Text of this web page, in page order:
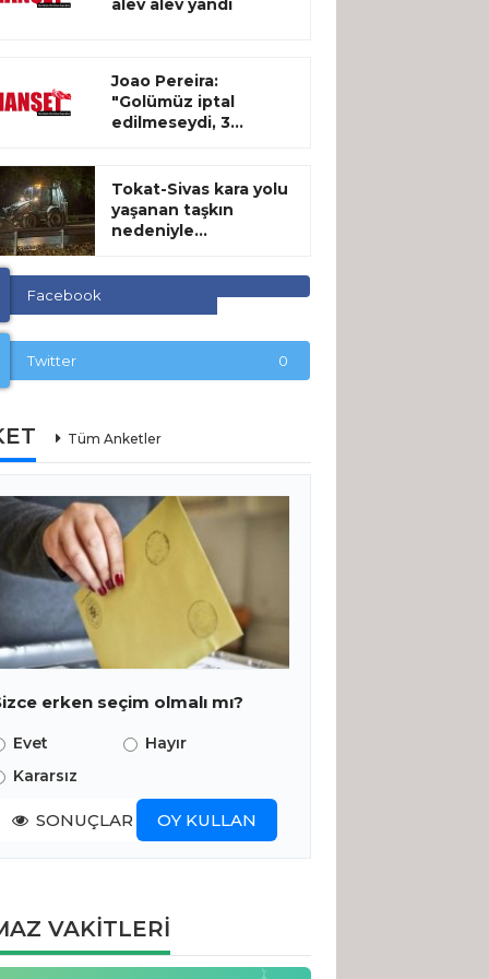
alev alev yandı
Joao Pereira:
"Golümüz iptal
edilmeseydi, 3...
Tokat-Sivas kara yolu
yaşanan taşkın
nedeniyle...
Facebook
Twitter 0
Tüm Anketler
erken seçim olmalı mı?
Evet
Hayır
Kararsız
SONUÇLAR OY KULLAN
VAKİTLERİ